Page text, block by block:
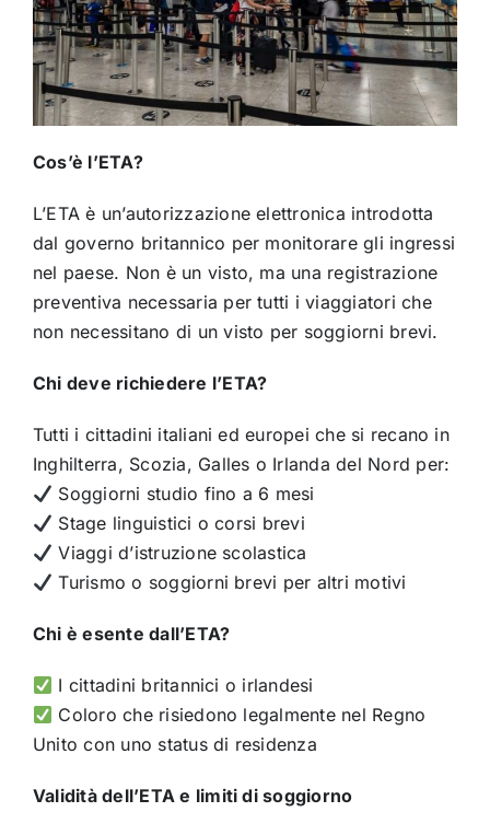
Cos’è l’ETA?
L’ETA è un’autorizzazione elettronica introdotta
dal governo britannico per monitorare gli ingressi
nel paese. Non è un visto, ma una registrazione
preventiva necessaria per tutti i viaggiatori che
non necessitano di un visto per soggiorni brevi.
Chi deve richiedere l’ETA?
Tutti i cittadini italiani ed europei che si recano in
Inghilterra, Scozia, Galles o Irlanda del Nord per:
Soggiorni studio fino a 6 mesi
Stage linguistici o corsi brevi
Viaggi d’istruzione scolastica
Turismo o soggiorni brevi per altri motivi
Chi è esente dall’ETA?
I cittadini britannici o irlandesi
Coloro che risiedono legalmente nel Regno
Unito con uno status di residenza
Validità dell’ETA e limiti di soggiorno